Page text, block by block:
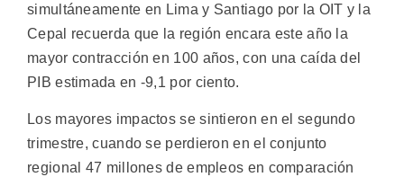
simultáneamente en Lima y Santiago por la OIT y la
Cepal recuerda que la región encara este año la
mayor contracción en 100 años, con una caída del
PIB estimada en -9,1 por ciento.
Los mayores impactos se sintieron en el segundo
trimestre, cuando se perdieron en el conjunto
regional 47 millones de empleos en comparación